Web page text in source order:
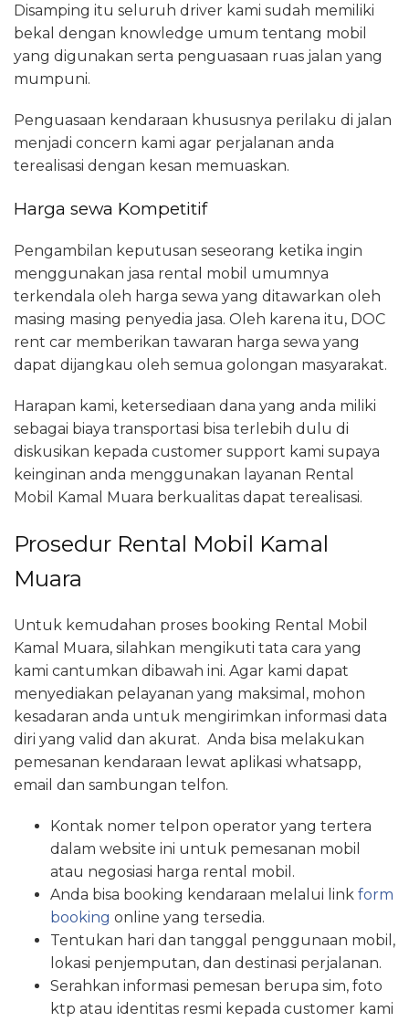
Disamping itu seluruh driver kami sudah memiliki
bekal dengan knowledge umum tentang mobil
yang digunakan serta penguasaan ruas jalan yang
mumpuni.
Penguasaan kendaraan khususnya perilaku di jalan
menjadi concern kami agar perjalanan anda
terealisasi dengan kesan memuaskan.
Harga sewa Kompetitif
Pengambilan keputusan seseorang ketika ingin
menggunakan jasa rental mobil umumnya
terkendala oleh harga sewa yang ditawarkan oleh
masing masing penyedia jasa. Oleh karena itu, DOC
rent car memberikan tawaran harga sewa yang
dapat dijangkau oleh semua golongan masyarakat.
Harapan kami, ketersediaan dana yang anda miliki
sebagai biaya transportasi bisa terlebih dulu di
diskusikan kepada customer support kami supaya
keinginan anda menggunakan layanan Rental
Mobil Kamal Muara berkualitas dapat terealisasi.
Prosedur Rental Mobil Kamal
Muara
Untuk kemudahan proses booking Rental Mobil
Kamal Muara, silahkan mengikuti tata cara yang
kami cantumkan dibawah ini. Agar kami dapat
menyediakan pelayanan yang maksimal, mohon
kesadaran anda untuk mengirimkan informasi data
diri yang valid dan akurat. Anda bisa melakukan
pemesanan kendaraan lewat aplikasi whatsapp,
email dan sambungan telfon.
Kontak nomer telpon operator yang tertera
dalam website ini untuk pemesanan mobil
atau negosiasi harga rental mobil.
Anda bisa booking kendaraan melalui link form
booking online yang tersedia.
Tentukan hari dan tanggal penggunaan mobil,
lokasi penjemputan, dan destinasi perjalanan.
Serahkan informasi pemesan berupa sim, foto
ktp atau identitas resmi kepada customer kami